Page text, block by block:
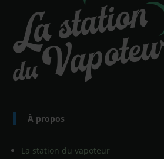
À propos
La station du vapoteur